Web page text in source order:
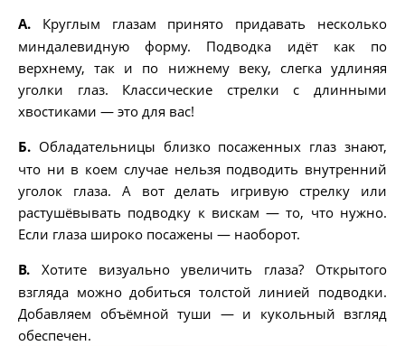
А. Круглым глазам принято придавать несколько
миндалевидную форму. Подводка идёт как по
верхнему, так и по нижнему веку, слегка удлиняя
уголки глаз. Классические стрелки с длинными
хвостиками — это для вас!
Б. Обладательницы близко посаженных глаз знают,
что ни в коем случае нельзя подводить внутренний
уголок глаза. А вот делать игривую стрелку или
растушёвывать подводку к вискам — то, что нужно.
Если глаза широко посажены — наоборот.
В. Хотите визуально увеличить глаза? Открытого
взгляда можно добиться толстой линией подводки.
Добавляем объёмной туши — и кукольный взгляд
обеспечен.